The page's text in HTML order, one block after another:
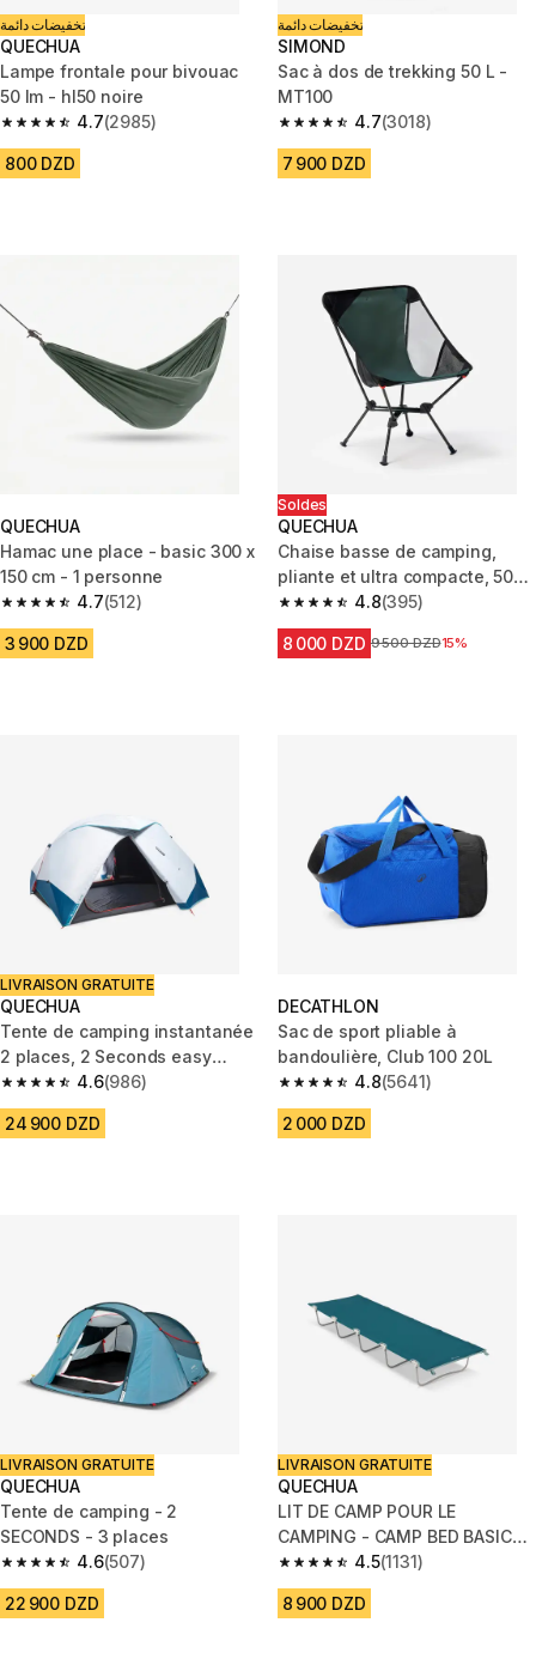
تخفيضات دائمة
QUECHUA
Lampe frontale pour bivouac
50 lm - hl50 noire
4.7
4.7 out of 5 stars from 2985 reviews
(2985)
800 DZD
تخفيضات دائمة
SIMOND
Sac à dos de trekking 50 L -
MT100
4.7
4.7 out of 5 stars from 3018
(3018)
7 900 DZD
QUECHUA
Hamac une place - basic 300 x
150 cm - 1 personne
4.7
4.7 out of 5 stars from 512 reviews
(512)
3 900 DZD
Soldes
QUECHUA
Chaise basse de camping,
pliante et ultra compacte, 500
M vert
4.8
4.8 out of 5 stars from 395
(395)
8 000 DZD Prix avant la réduction
9 500 DZD15%
LIVRAISON GRATUITE
QUECHUA
Tente de camping instantanée
2 places, 2 Seconds easy
Fresh & Black
4.6
4.6 out of 5 stars from 986 reviews
(986)
24 900 DZD
DECATHLON
Sac de sport pliable à
bandoulière, Club 100 20L
4.8
4.8 out of 5 stars from 5641
(5641)
2 000 DZD
LIVRAISON GRATUITE
QUECHUA
Tente de camping - 2
SECONDS - 3 places
4.6
4.6 out of 5 stars from 507 reviews
(507)
22 900 DZD
LIVRAISON GRATUITE
QUECHUA
LIT DE CAMP POUR LE
CAMPING - CAMP BED BASIC
60 CM - 1 PERSONNE
4.5
4.5 out of 5 stars from 1131
(1131)
8 900 DZD